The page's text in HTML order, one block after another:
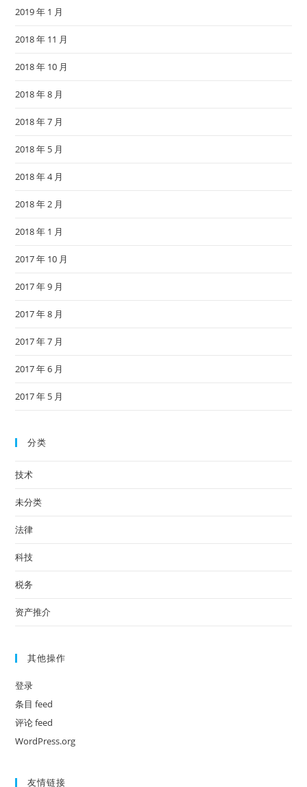
2019 年 1 月
2018 年 11 月
2018 年 10 月
2018 年 8 月
2018 年 7 月
2018 年 5 月
2018 年 4 月
2018 年 2 月
2018 年 1 月
2017 年 10 月
2017 年 9 月
2017 年 8 月
2017 年 7 月
2017 年 6 月
2017 年 5 月
分类
技术
未分类
法律
科技
税务
资产推介
其他操作
登录
条目 feed
评论 feed
WordPress.org
友情链接